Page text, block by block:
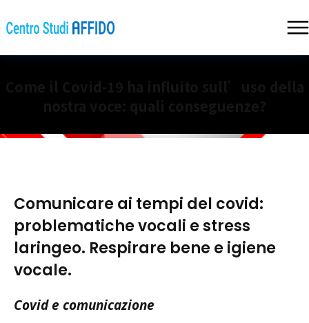
Comunicare ai tempi del covid:
problematiche vocali e stress
laringeo. Respirare bene e igiene
vocale.
Covid e comunicazione